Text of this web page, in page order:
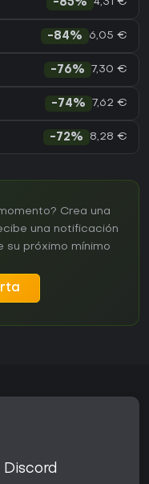
-85% 4,31 €
-84% 6,05 €
-76% 7,30 €
-74% 7,62 €
-72% 8,28 €
Crea una
una notificación
su próximo mínimo